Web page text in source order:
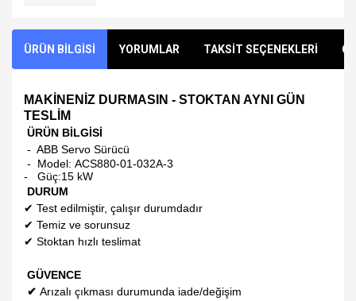
ÜRÜN BİLGİSİ YORUMLAR TAKSİT SEÇENEKLERİ
MAKİNENİZ DURMASIN - STOKTAN AYNI GÜN
TESLİM
ÜRÜN BİLGİSİ
- ABB Servo Sürücü
- Model: ACS880-01-032A-3
-
Güç:15 kW
DURUM
✔ Test edilmiştir, çalışır durumdadır
✔ Temiz ve sorunsuz
✔ Stoktan hızlı teslimat
GÜVENCE
✔ Arızalı çıkması durumunda iade/değişim